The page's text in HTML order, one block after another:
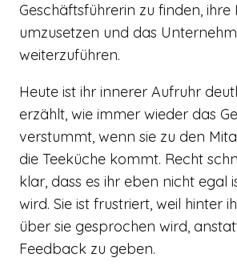
Geschäftsführerin zu finden, ihre
umzusetzen und das
weiterzuführen.
Heute ist ihr innerer Aufruhr
erzählt, wie immer wieder das
verstummt, wenn sie zu den
die Teeküche kommt. Recht
klar, dass es ihr eben nicht egal
wird. Sie ist frustriert, weil hinter
über sie gesprochen wird,
Feedback zu geben.